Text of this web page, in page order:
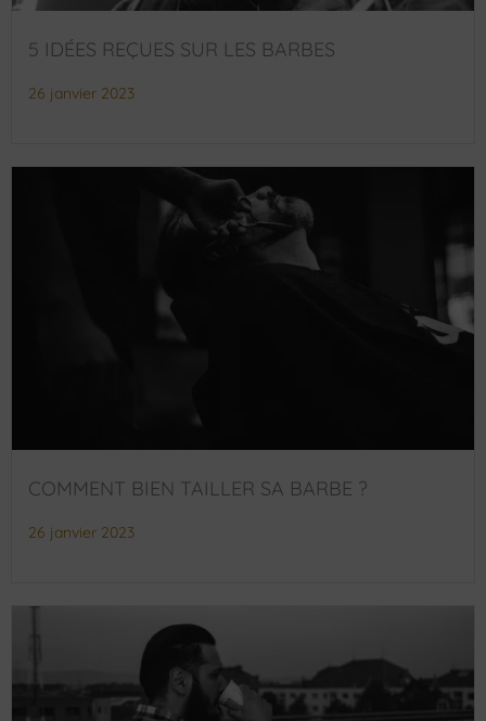
5 IDÉES REÇUES SUR LES BARBES
26 janvier 2023
COMMENT BIEN TAILLER SA BARBE ?
26 janvier 2023